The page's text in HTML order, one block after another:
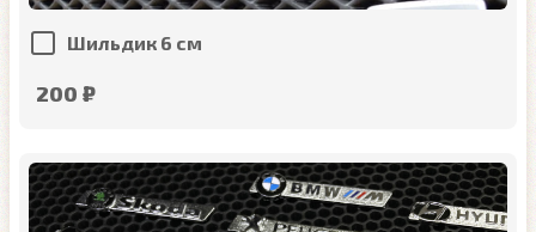
Шильдик 6 см
200 ₽